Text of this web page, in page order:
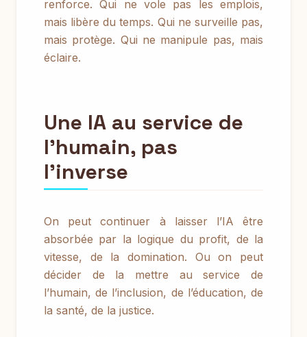
renforce. Qui ne vole pas les emplois,
mais libère du temps. Qui ne surveille pas,
mais protège. Qui ne manipule pas, mais
éclaire.
Une IA au service de
l’humain, pas
l’inverse
On peut continuer à laisser l’IA être
absorbée par la logique du profit, de la
vitesse, de la domination. Ou on peut
décider de la mettre au service de
l’humain, de l’inclusion, de l’éducation, de
la santé, de la justice.